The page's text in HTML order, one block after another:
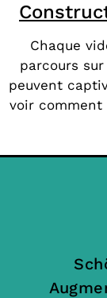
Chaque
parcours
peuvent
voir comment